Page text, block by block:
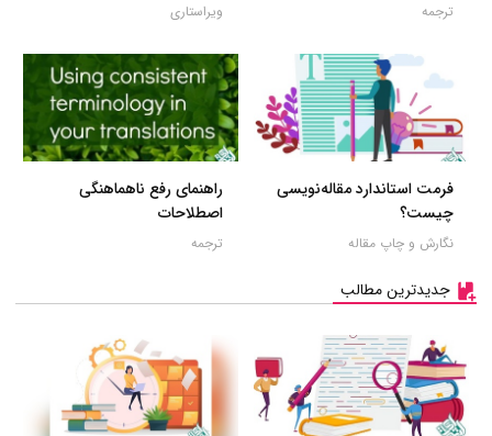
ترجمه ویراستاری
فرمت استاندارد مقاله‌نویسی
چیست؟
نگارش و چاپ مقاله
راهنمای رفع ناهماهنگی
اصطلاحات
ترجمه
جدیدترین مطالب